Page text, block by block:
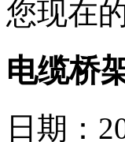
您现在
电缆桥
日期：